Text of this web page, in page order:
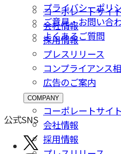
プライバシーポリ
ご意⾒・お問い合
よくあるご質問
コーポレートサイ
会社情報
採⽤情報
プレスリリース
コンプライアンス
広告のご案内
COMPANY
コーポレートサイト
会社情報
採⽤情報
公式SNS